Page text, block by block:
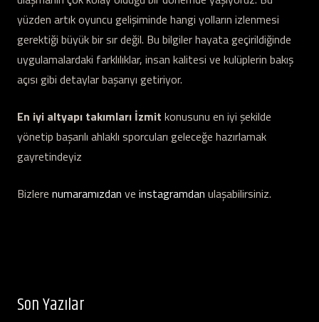
yüzden artık oyuncu gelişiminde hangi yolların izlenmesi
gerektiği büyük bir sır değil. Bu bilgiler hayata geçirildiğinde
uygulamalardaki farklılıklar, insan kalitesi ve kulüplerin bakış
açısı gibi detaylar başarıyı getiriyor.
En iyi altyapı takımları İzmit konusunu en iyi şekilde
yönetip başarılı ahlaklı sporcuları geleceğe hazırlamak
gayretindeyiz
Bizlere numaramızdan ve instagramdan ulaşabilirsiniz.
Son Yazılar